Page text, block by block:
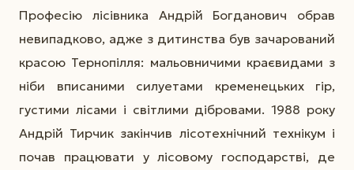
Професію лісівника Андрій Богданович обрав
невипадково, адже з дитинства був зачарований
красою Тернопілля: мальовничими краєвидами з
ніби вписаними силуетами кременецьких гір,
густими лісами і світлими дібровами. 1988 року
Андрій Тирчик закінчив лісотехнічний технікум і
почав працювати у лісовому господарстві, де